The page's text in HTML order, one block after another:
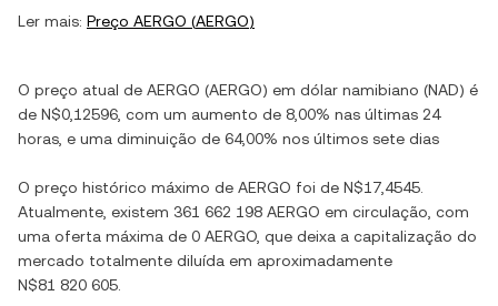
Ler mais: Preço AERGO (AERGO)
O preço atual de AERGO (AERGO) em dólar namibiano (NAD) é
de N$0,12596 , com um aumento de 8,00% nas últimas 24
horas, e uma diminuição de 64,00% nos últimos sete dias
O preço histórico máximo de AERGO foi de N$17,4545
Atualmente, existem 361 662 198 AERGO em circulação, com
uma oferta máxima de 0 AERGO , que deixa a capitalização do
mercado totalmente diluída em aproximadamente
N$81 820 605